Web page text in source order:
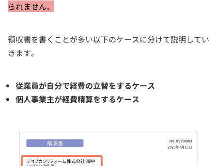
られません。
領収書を書くことが多い以下のケースに分けて説明してい
きます。
従業員が自分で経費の立替をするケース
個人事業主が経費精算をするケース